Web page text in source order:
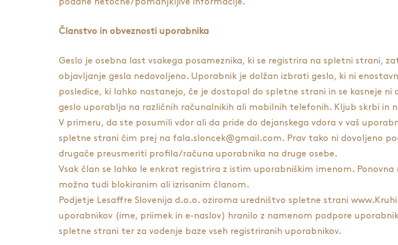
podane netočne/pomanjkljive informacije.
Članstvo in obveznosti uporabnika
Geslo je osebna last vsakega posameznika, ki se registrira na spletni strani,
objavljanje gesla nedovoljeno. Uporabnik je dolžan izbrati geslo, ki ni
posledice, ki lahko nastanejo, če je dostopal do spletne strani in se kasneje
geslo uporablja na različnih računalnikih ali mobilnih telefonih. Kljub skrbi in
V primeru, da ste posumili vdor ali da pride do dejanskega vdora v vaš
spletne strani čim prej na fala.sloncek@gmail.com. Prav tako ni dovoljeno
drugače preusmeriti profila/računa uporabnika na druge osebe.
Vsak član se lahko le enkrat registrira z istim uporabniškim imenom.
možna tudi blokiranim ali izrisanim članom.
Podjetje Lesaffre Slovenija d.o.o. oziroma uredništvo spletne strani
uporabnikov (ime, priimek in e-naslov) hranilo z namenom podpore
spletne strani ter za vodenje baze vseh registriranih uporabnikov.